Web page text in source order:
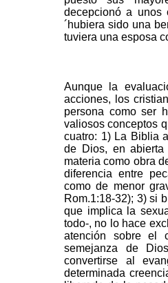
decepcionó a unos
´hubiera sido una
tuviera una esposa
Aunque la
acciones, los
persona como ser
valiosos conceptos
cuatro: 1) La Biblia
de Dios, en
materia como obra
diferencia entre
como de menor
Rom.1:18-32); 3) si
que implica la
todo-, no lo hace
atención sobre el
semejanza de
convertirse al
determinada